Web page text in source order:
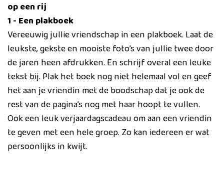
op een rij
1 - Een plakboek
Vereeuwig jullie vriendschap in een plakboek. Laat de
leukste, gekste en mooiste foto’s van jullie twee door
de jaren heen afdrukken. En schrijf overal een leuke
tekst bij. Plak het boek nog niet helemaal vol en geef
het aan je vriendin met de boodschap dat je ook de
rest van de pagina’s nog met haar hoopt te vullen.
Ook een leuk verjaardagscadeau om aan een vriendin
te geven met een hele groep. Zo kan iedereen er wat
persoonlijks in kwijt.